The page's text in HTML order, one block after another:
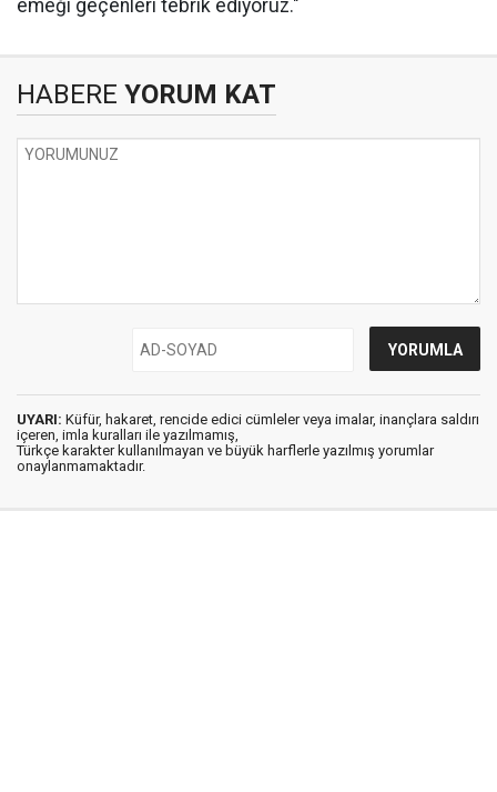
emeği geçenleri tebrik ediyoruz."
HABERE YORUM KAT
UYARI: Küfür, hakaret, rencide edici cümleler veya imalar, inançlara saldırı
içeren, imla kuralları ile yazılmamış,
Türkçe karakter kullanılmayan ve büyük harflerle yazılmış yorumlar
onaylanmamaktadır.